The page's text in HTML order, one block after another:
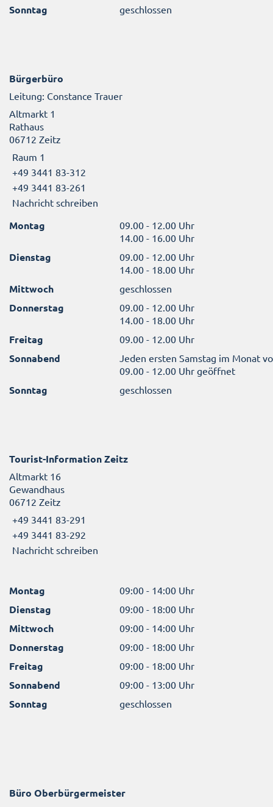
Sonntag geschlossen
Bürgerbüro
Leitung: Constance Trauer
Altmarkt 1
Rathaus
06712 Zeitz
Raum 1
+49 3441 83-312
+49 3441 83-261
Nachricht schreiben
Montag
09.00 - 12.00 Uhr
14.00 - 16.00 Uhr
Dienstag
09.00 - 12.00 Uhr
14.00 - 18.00 Uhr
Mittwoch geschlossen
Donnerstag
09.00 - 12.00 Uhr
14.00 - 18.00 Uhr
Freitag 09.00 - 12.00 Uhr
Sonnabend
Jeden ersten Samstag im Monat
09.00 - 12.00 Uhr geöffnet
Sonntag geschlossen
Tourist-Information Zeitz
Altmarkt 16
Gewandhaus
06712 Zeitz
+49 3441 83-291
+49 3441 83-292
Nachricht schreiben
Montag 09:00 - 14:00 Uhr
Dienstag 09:00 - 18:00 Uhr
Mittwoch 09:00 - 14:00 Uhr
Donnerstag 09:00 - 18:00 Uhr
Freitag 09:00 - 18:00 Uhr
Sonnabend 09:00 - 13:00 Uhr
Sonntag geschlossen
Büro Oberbürgermeister